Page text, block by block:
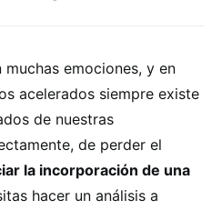
emociones, y en
acelerados siempre existe
de nuestras
de perder el
la incorporación de una
hacer un análisis a